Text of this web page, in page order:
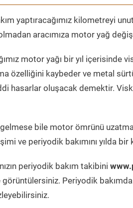
yaptıracağımız kilometreyi
aracımıza motor yağ
motor yağı bir yıl
özelliğini kaybeder ve metal
hasarlar oluşacak demektir.
bile motor ömrünü
ve periyodik bakımını yılda bir
periyodik bakım takibini
görüntülersiniz. Periyodik